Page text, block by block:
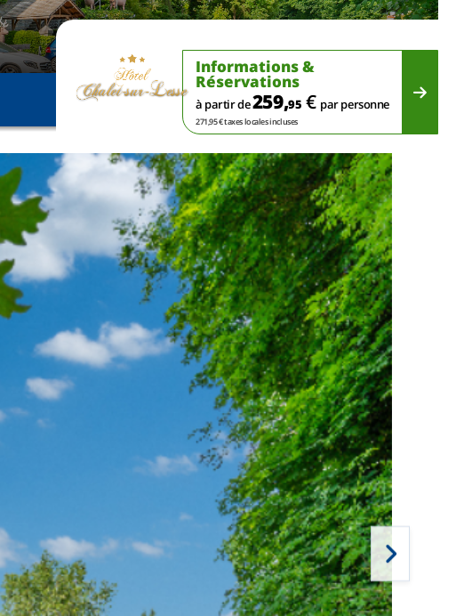
Informations &
Réservations
à partir de259,95 € par personne
271,95 € taxes locales incluses